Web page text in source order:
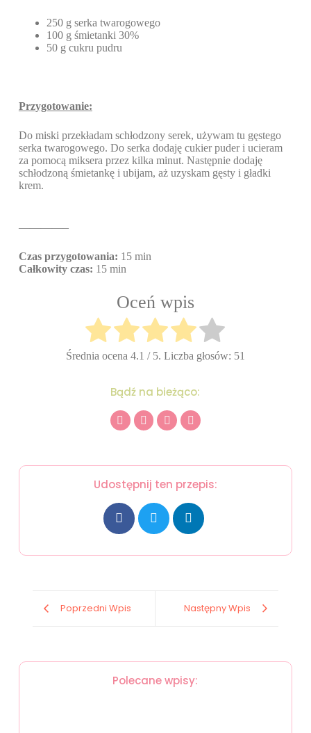
250 g serka twarogowego
100 g śmietanki 30%
50 g cukru pudru
Przygotowanie:
Do miski przekładam schłodzony serek, używam tu gęstego
serka twarogowego. Do serka dodaję cukier puder i ucieram
za pomocą miksera przez kilka minut. Następnie dodaję
schłodzoną śmietankę i ubijam, aż uzyskam gęsty i gładki
krem.
————–
Czas przygotowania: 15 min
Całkowity czas: 15 min
Oceń wpis
Średnia ocena 4.1 / 5. Liczba głosów: 51
Bądź na bieżąco:
Udostępnij ten przepis:
Poprzedni Wpis Następny Wpis
Polecane wpisy: